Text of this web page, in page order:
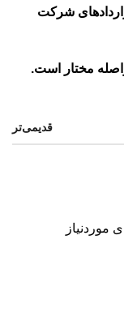
حقوقی و قراردادهای شرکت
مختار است.
قدیمی‌تر
موردنیاز